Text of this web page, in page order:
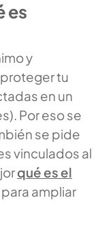
es
y
tu
en un
Por eso se
se pide
vinculados al
qué es el
ampliar